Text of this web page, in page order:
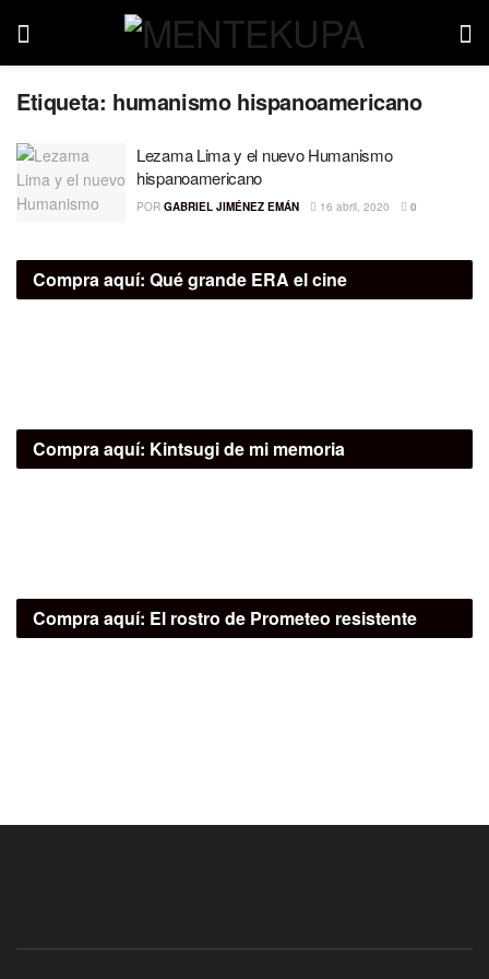
Etiqueta: humanismo hispanoamericano
Lezama Lima y el nuevo Humanismo
hispanoamericano
POR GABRIEL JIMÉNEZ EMÁN 16 abril, 2020 0
Compra aquí: Qué grande ERA el cine
Compra aquí: Kintsugi de mi memoria
Compra aquí: El rostro de Prometeo resistente